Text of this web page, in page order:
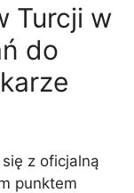
Turcji w
do
z oficjalną
punktem